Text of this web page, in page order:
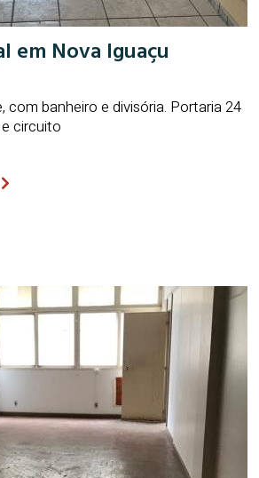
em Nova Iguaçu
com banheiro e divisória. Portaria 24
circuito